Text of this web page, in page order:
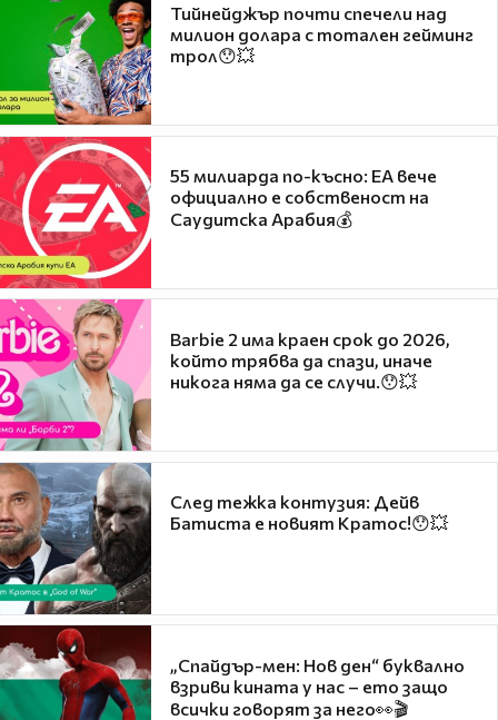
Тийнейджър почти спечели над
милион долара с тотален гейминг
трол😯💥
55 милиарда по-късно: EA вече
официално е собственост на
Саудитска Арабия💰
Barbie 2 има краен срок до 2026,
който трябва да спази, иначе
никога няма да се случи.😯💥
След тежка контузия: Дейв
Батиста е новият Кратос!😯💥
„Спайдър-мен: Нов ден“ буквално
взриви кината у нас – ето защо
всички говорят за него👀🎬